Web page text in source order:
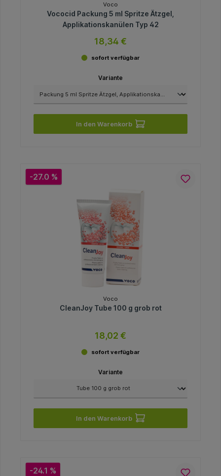
Voco
Vococid Packung 5 ml Spritze Ätzgel,
Applikationskanülen Typ 42
18,34 €
sofort verfügbar
Variante
In den Warenkorb
-27.0 %
Voco
CleanJoy Tube 100 g grob rot
18,02 €
sofort verfügbar
Variante
In den Warenkorb
-24.1 %